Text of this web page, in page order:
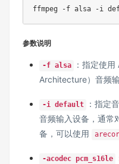
ffmpeg -f alsa -i
参数说明
-f alsa
：指定使
Architecture）音频输
-i default ：指定
音频输入设备，通常
备，可以使用
-acodec pcm_s16le